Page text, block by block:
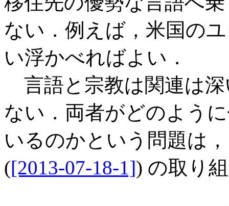
ない．例えば，米国の
い浮かべればよい．
言語と宗教は関連は
ない．両者がどのよう
いるのかという問題は
([2013-07-18-1]) の取り